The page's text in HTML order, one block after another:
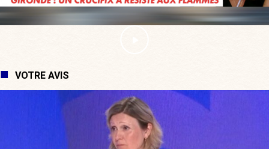
VOTRE AVIS